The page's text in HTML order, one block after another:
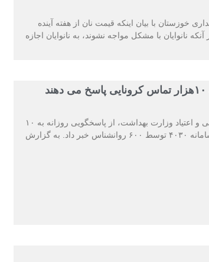
خوزستان با بیان اینکه قیمت نان از هفته آینده
نانوایان با مشکل مواجه نشوند، به نانوایان اجازه
مدیرکل دفتر سلامت روانی، اجتماعی و اعتیاد وزارت بهداشت، از پاسخگویی روزانه به ۱۰
هزار تماس در حوزه سلامت روان سامانه ۴۰۳۰ توسط ۶۰۰ روانشناس خبر داد. به گزارش